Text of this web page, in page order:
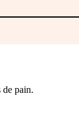
de pain.